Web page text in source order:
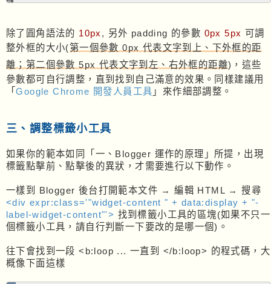
除了圓角語法的 10px , 另外 padding 的參數 0px 5px 可調
整外框的大小(第一個參數 0px 代表文字到上、下外框的距
離；第二個參數 5px 代表文字到左、右外框的距離)，這些
參數都可自行調整，直到找到自己滿意的效果。同樣建議用
「Google Chrome 開發人員工具 」來作細部調整。
三、調整標籤小工具
如果你的範本如同「一、Blogger 運作的原理」所提，出現
標籤點擊前、點擊後的異狀，才需要進行以下動作。
一樣到 Blogger 後台打開範本文件 → 編輯 HTML → 搜尋
<div expr:class='"widget-content " + data:display + "-
label-widget-content"'> 找到標籤小工具的區塊(如果不只一
個標籤小工具，請自行判斷一下要改的是哪一個)。
往下會找到一段 <b:loop ... 一直到 </b:loop> 的程式碼，大
概像下面這樣